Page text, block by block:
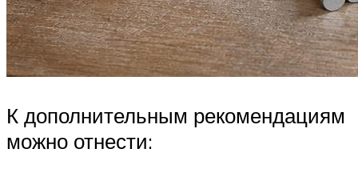
К дополнительным рекомендациям
можно отнести: